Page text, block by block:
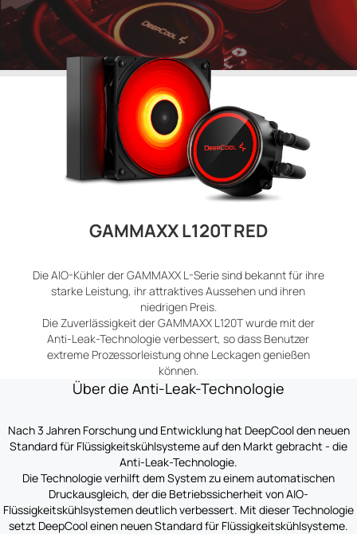
GAMMAXX L120T RED
Die AIO-Kühler der GAMMAXX L-Serie sind bekannt für ihre
starke Leistung, ihr attraktives Aussehen und ihren
niedrigen Preis.
Die Zuverlässigkeit der GAMMAXX L120T wurde mit der
Anti-Leak-Technologie verbessert, so dass Benutzer
extreme Prozessorleistung ohne Leckagen genießen
können.
Über die Anti-Leak-Technologie
Nach 3 Jahren Forschung und Entwicklung hat DeepCool den neuen
Standard für Flüssigkeitskühlsysteme auf den Markt gebracht - die
Anti-Leak-Technologie.
Die Technologie verhilft dem System zu einem automatischen
Druckausgleich, der die Betriebssicherheit von AIO-
Flüssigkeitskühlsystemen deutlich verbessert. Mit dieser Technologie
setzt DeepCool einen neuen Standard für Flüssigkeitskühlsysteme.